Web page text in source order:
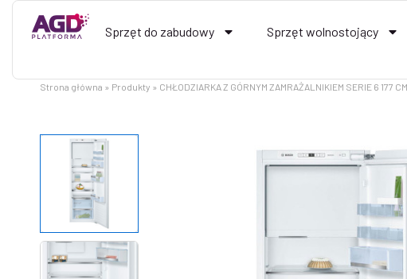
Przejdź
Sprzęt do zabudowy Sprzęt wolnostojący
Strona główna Produkty CHŁODZIARKA Z GÓRNYM ZAMRAŻALNIKIEM SERIE 6 177